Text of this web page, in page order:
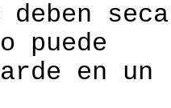
puede
en un